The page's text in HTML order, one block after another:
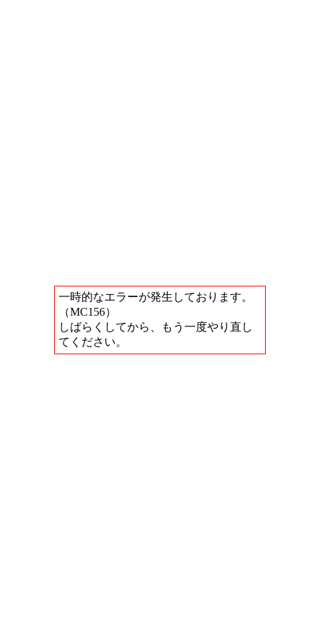
一時的なエラーが発生しております。
（MC156）
しばらくしてから、もう一度やり直し
てください。